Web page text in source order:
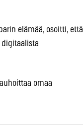
elämää, osoitti, että
omaa